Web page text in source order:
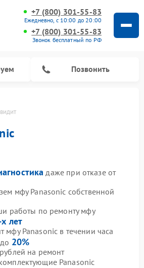
+7 (800) 301-55-83
Ежедневно, с 10:00 до 20:00
+7 (800) 301-55-83
Звонок бесплатный по РФ
Позвонить
даже при отказе от
мфу Panasonic собственной
работы по ремонту мфу
лет
мфу Panasonic в течении часа
20%
на ремонт
Panasonic